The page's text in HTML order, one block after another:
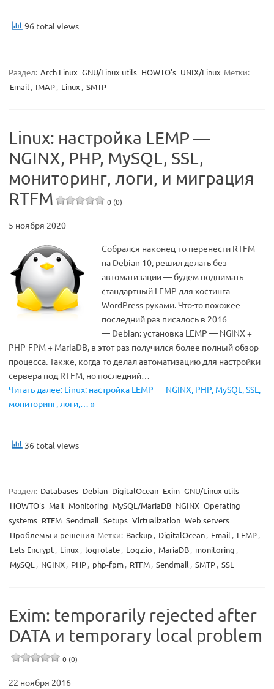
96 total views
Раздел: Arch Linux GNU/Linux utils HOWTO's UNIX/Linux Метки:
Email , IMAP, Linux , SMTP
Linux: настройка LEMP —
NGINX, PHP, MySQL, SSL,
мониторинг, логи, и миграция
RTFM
0 (0)
5 ноября 2020
Собрался наконец-то перенести RTFM
на Debian 10, решил делать без
автоматизации — будем поднимать
стандартный LEMP для хостинга
WordPress руками. Что-то похожее
последний раз писалось в 2016
— Debian: установка LEMP — NGINX +
PHP-FPM + MariaDB, в этот раз получился более полный обзор
процесса. Также, когда-то делал автоматизацию для настройки
сервера под RTFM, но последний…
Читать далее: Linux: настройка LEMP — NGINX, PHP, MySQL, SSL,
мониторинг, логи,… »
36 total views
Раздел: Databases Debian DigitalOcean Exim GNU/Linux utils
HOWTO's Mail Monitoring MySQL/MariaDB NGINX Operating
systems RTFM Sendmail Setups Virtualization Web servers
Проблемы и решения Метки: Backup , DigitalOcean, Email , LEMP,
Lets Encrypt, Linux , logrotate, Logz.io , MariaDB, monitoring ,
MySQL , NGINX, PHP, php-fpm, RTFM, Sendmail , SMTP, SSL
Exim: temporarily rejected after
DATA и temporary local problem
0 (0)
22 ноября 2016